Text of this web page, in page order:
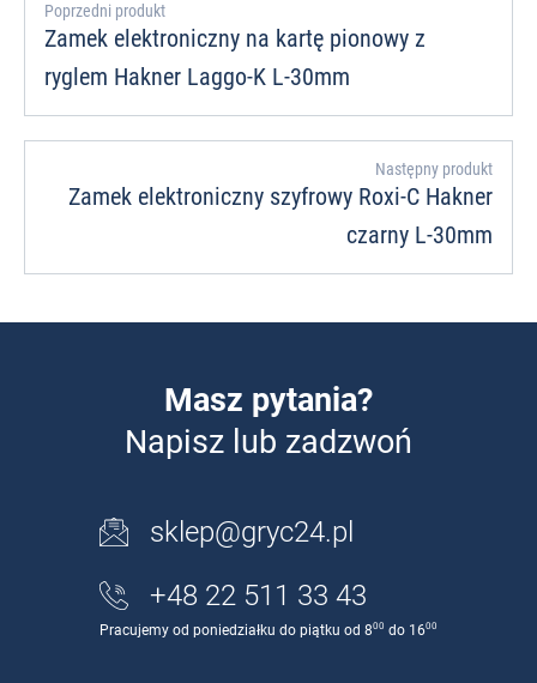
Poprzedni produkt
Zamek elektroniczny na kartę pionowy z
ryglem Hakner Laggo-K L-30mm
Następny produkt
Zamek elektroniczny szyfrowy Roxi-C Hakner
czarny L-30mm
Masz pytania?
Napisz lub zadzwoń
sklep@gryc24.pl
+48 22 511 33 43
Pracujemy od poniedziałku do piątku od 800 do 1600